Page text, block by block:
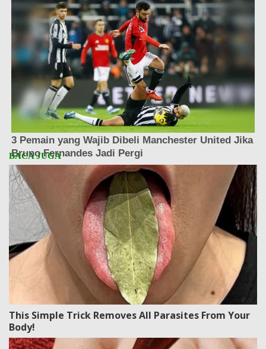
This Simple Trick Removes All Parasites From Your
Body!